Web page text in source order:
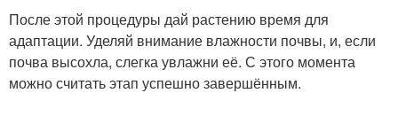
После этой процедуры дай растению время для
адаптации. Уделяй внимание влажности почвы, и, если
почва высохла, слегка увлажни её. С этого момента
можно считать этап успешно завершённым.